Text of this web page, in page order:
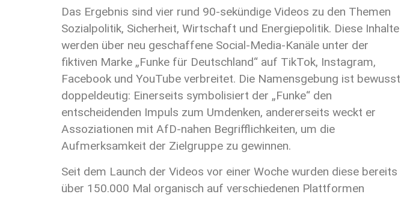
Das Ergebnis sind vier rund 90-sekündige Videos zu den Themen
Sozialpolitik, Sicherheit, Wirtschaft und Energiepolitik. Diese Inhalte
werden über neu geschaffene Social-Media-Kanäle unter der
fiktiven Marke „Funke für Deutschland“ auf TikTok, Instagram,
Facebook und YouTube verbreitet. Die Namensgebung ist bewusst
doppeldeutig: Einerseits symbolisiert der „Funke“ den
entscheidenden Impuls zum Umdenken, andererseits weckt er
Assoziationen mit AfD-nahen Begrifflichkeiten, um die
Aufmerksamkeit der Zielgruppe zu gewinnen.
Seit dem Launch der Videos vor einer Woche wurden diese bereits
über 150.000 Mal organisch auf verschiedenen Plattformen